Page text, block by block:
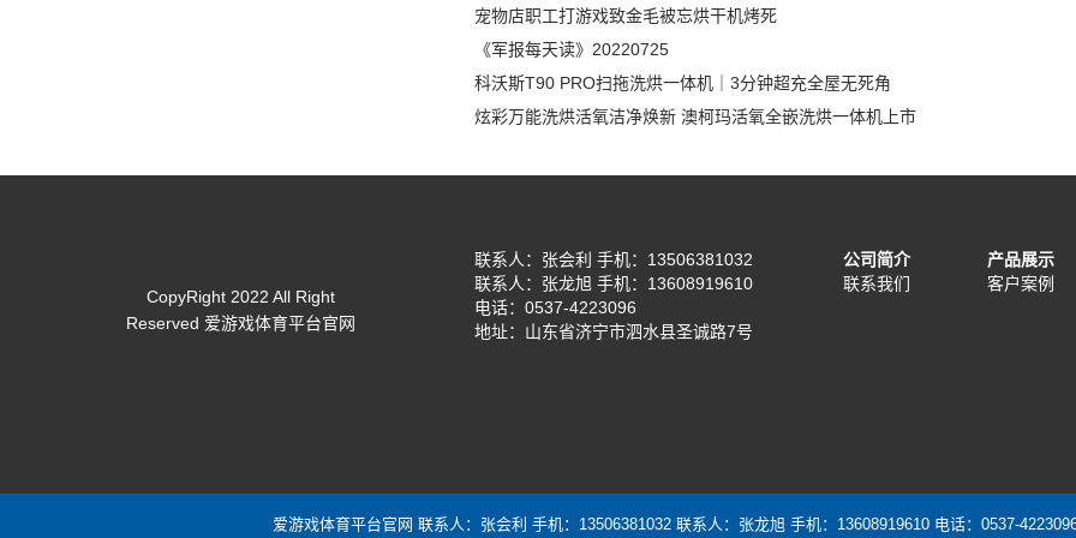
宠物店职工打游戏致金毛被忘烘干机烤死
《军报每天读》20220725
科沃斯T90 PRO扫拖洗烘一体机｜3分钟超充全屋无死角
炫彩万能洗烘活氧洁净焕新 澳柯玛活氧全嵌洗烘一体机上市
CopyRight 2022 All Right
Reserved 爱游戏体育平台官网
联系人：张会利 手机：13506381032
联系人：张龙旭 手机：13608919610
电话：0537-4223096
地址：山东省济宁市泗水县圣诚路7号
公司简介
联系我们
产品展示
客户案例
爱游戏体育平台官网 联系人：张会利 手机：13506381032 联系人：张龙旭 手机：13608919610 电话：0537-